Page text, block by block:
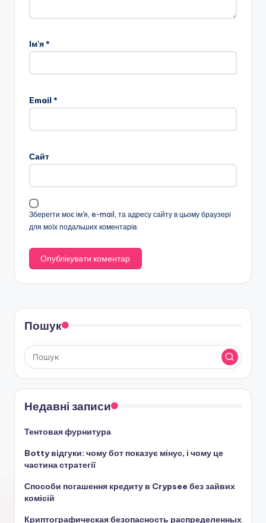
Ім'я*
Email *
Сайт
Зберегти моє ім'я, e-mail, та адресу сайту в цьому браузері
для моїх подальших коментарів.
Пошук
Недавні записи
Тентовая фурнитура
Botty відгуки: чому бот показує мінус, і чому це
частина стратегії
Способи погашення кредиту в Crypsee без зайвих
комісій
Криптографическая безопасность распределенных